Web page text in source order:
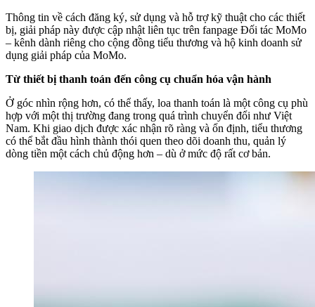
Thông tin về cách đăng ký, sử dụng và hỗ trợ kỹ thuật cho các thiết
bị, giải pháp này được cập nhật liên tục trên fanpage Đối tác MoMo
– kênh dành riêng cho cộng đồng tiểu thương và hộ kinh doanh sử
dụng giải pháp của MoMo.
Từ thiết bị thanh toán đến công cụ chuẩn hóa vận hành
Ở góc nhìn rộng hơn, có thể thấy, loa thanh toán là một công cụ phù
hợp với một thị trường đang trong quá trình chuyển đổi như Việt
Nam. Khi giao dịch được xác nhận rõ ràng và ổn định, tiểu thương
có thể bắt đầu hình thành thói quen theo dõi doanh thu, quản lý
dòng tiền một cách chủ động hơn – dù ở mức độ rất cơ bản.